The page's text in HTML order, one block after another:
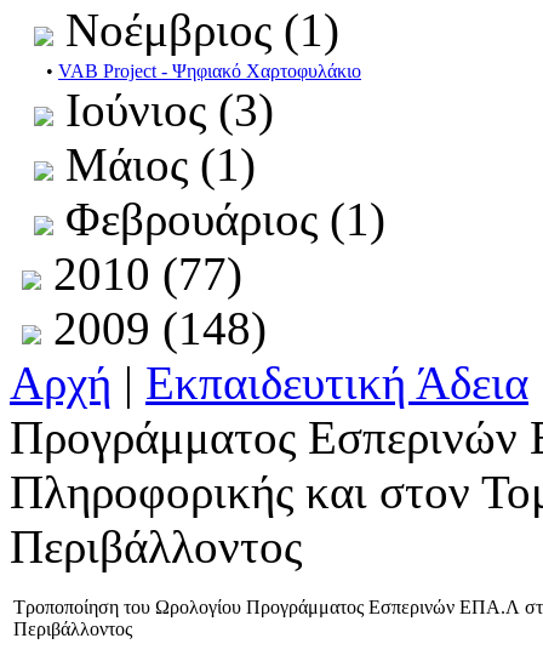
Νοέμβριος (1)
• VAB Project - Ψηφιακό Χαρτοφυλάκιο
Ιούνιος (3)
Μάιος (1)
Φεβρουάριος (1)
2010 (77)
2009 (148)
Αρχή | Εκπαιδευτική Άδεια
Προγράμματος
Πληροφορικής και στον
Περιβάλλοντος
Τροποποίηση του Ωρολογίου Προγράμματος Εσπερινών ΕΠΑ.Λ
Περιβάλλοντος